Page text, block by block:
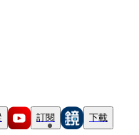
訂閱 下載